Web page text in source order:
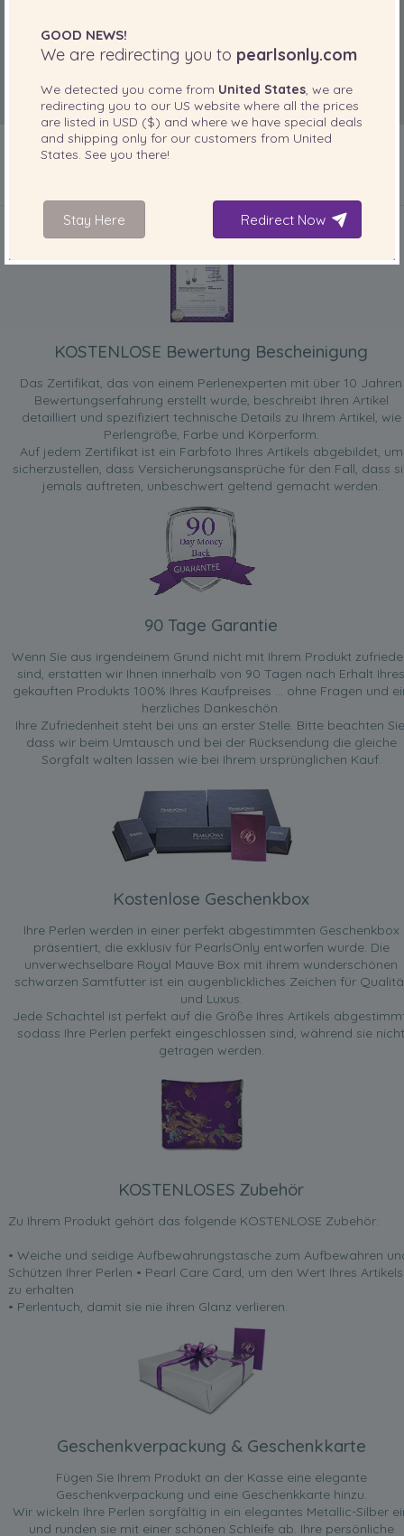
IN IHREM PRODUKT ENTHALTEN
KOSTENLOSE Bewertung Bescheinigung
Das Zertifikat, das von einem Perlenexperten mit über 10 Jahren
Bewertungserfahrung erstellt wurde, beschreibt Ihren Artikel
detailliert und spezifiziert technische Details zu Ihrem Artikel, wie
Perlengröße, Farbe und Körperform.
Auf jedem Zertifikat ist ein Farbfoto Ihres Artikels abgebildet, um
sicherzustellen, dass Versicherungsansprüche für den Fall, dass
jemals auftreten, unbeschwert geltend gemacht werden.
90 Tage Garantie
Wenn Sie aus irgendeinem Grund nicht mit Ihrem Produkt
sind, erstatten wir Ihnen innerhalb von 90 Tagen nach Erhalt Ihres
gekauften Produkts 100% Ihres Kaufpreises ... ohne Fragen und
herzliches Dankeschön.
Ihre Zufriedenheit steht bei uns an erster Stelle. Bitte beachten
dass wir beim Umtausch und bei der Rücksendung die gleiche
Sorgfalt walten lassen wie bei Ihrem ursprünglichen Kauf.
Kostenlose Geschenkbox
Ihre Perlen werden in einer perfekt abgestimmten Geschenkbox
präsentiert, die exklusiv für PearlsOnly entworfen wurde. Die
unverwechselbare Royal Mauve Box mit ihrem wunderschönen
schwarzen Samtfutter ist ein augenblickliches Zeichen für
und Luxus.
Jede Schachtel ist perfekt auf die Größe Ihres Artikels
sodass Ihre Perlen perfekt eingeschlossen sind, während sie nicht
getragen werden.
KOSTENLOSES Zubehör
Zu Ihrem Produkt gehört das folgende KOSTENLOSE Zubehör:
• Weiche und seidige Aufbewahrungstasche zum Aufbewahren
Schützen Ihrer Perlen • Pearl Care Card, um den Wert Ihres Artikels
zu erhalten
• Perlentuch, damit sie nie ihren Glanz verlieren.
Geschenkverpackung & Geschenkkarte
Fügen Sie Ihrem Produkt an der Kasse eine elegante
Geschenkverpackung und eine Geschenkkarte hinzu.
Wir wickeln Ihre Perlen sorgfältig in ein elegantes Metallic-Silber
und runden sie mit einer schönen Schleife ab. Ihre persönliche
GOOD NEWS!
We are redirecting you to pearlsonly.com
We detected you come from United States, we are
redirecting you to our US website where all the prices
are listed in USD ($) and where we have special deals
and shipping only for our customers from United
States. See you there!
Stay Here Redirect Now